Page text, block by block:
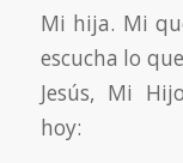
Mi hija. Mi
escucha lo
Jesús, Mi
hoy: